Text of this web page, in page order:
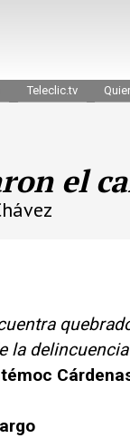
Teleclic.tv
el
la